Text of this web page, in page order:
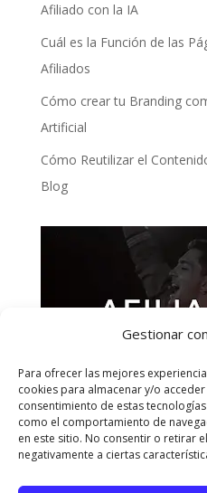
Gestionar
Para ofrecer las mejores
cookies para almacenar y/o
consentimiento de estas
como el comportamiento de
en este sitio. No consentir o retirar
negativamente a ciertas
Afiliado con la IA
Cuál es la Función de las
Afiliados
Cómo crear tu Branding
Artificial
Cómo Reutilizar el
Blog